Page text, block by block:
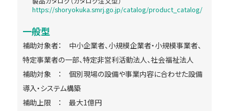
https://shoryokuka.smrj.go.jp/catalog/product_catalog/
一般型
補助対象者： 中小企業者、小規模企業者・小規模事業者、
特定事業者の一部、特定非営利活動法人、社会福祉法人
補助対象 ： 個別現場の設備や事業内容に合わせた設備
導入・システム構築
補助上限 ： 最大1億円